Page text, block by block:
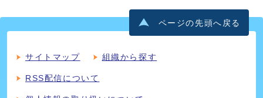
ページの先頭へ戻る
サイトマップ 組織から探す
RSS配信について